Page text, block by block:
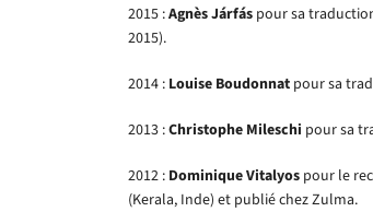
2015 :Agnès Járfás pour sa
2015).
2014 : Louise Boudonnat pour sa
2013 :Christophe Mileschi pour sa
2012 : Dominique Vitalyos pour le
(Kerala, Inde) et publié chez Zulma.